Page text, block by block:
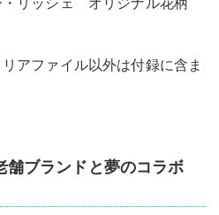
アファイル以外は付録に含ま
ブランドと夢のコラボ